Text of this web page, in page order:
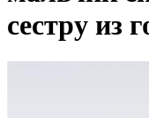
сестру из